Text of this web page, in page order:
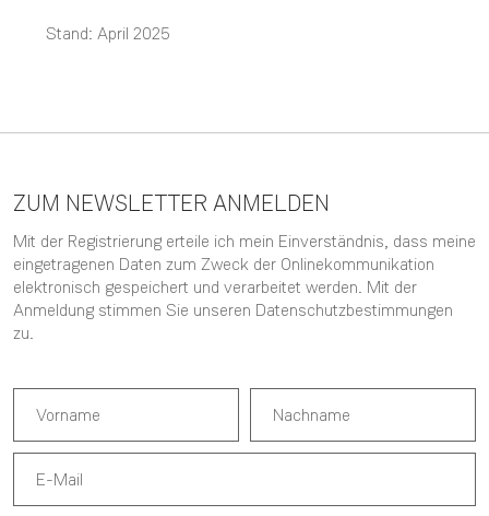
Stand: April 2025
ZUM NEWSLETTER ANMELDEN
Mit der Registrierung erteile ich mein Einverständnis, dass meine
eingetragenen Daten zum Zweck der Onlinekommunikation
elektronisch gespeichert und verarbeitet werden. Mit der
Anmeldung stimmen Sie unseren Datenschutzbestimmungen
zu.